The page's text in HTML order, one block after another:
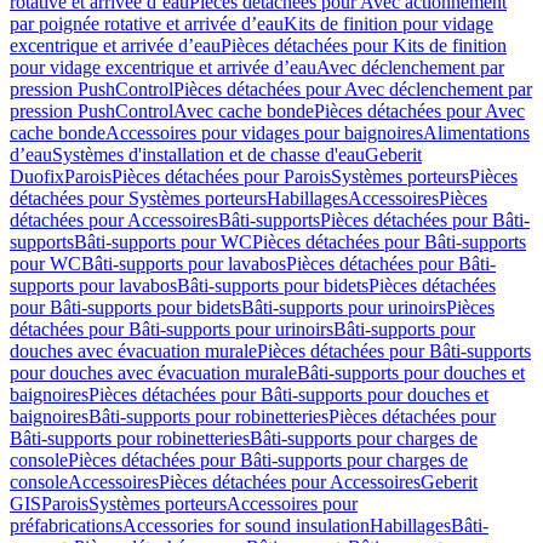
par poignée rotative et arrivée d’eauKits de finition pour vidage
excentrique et arrivée d’eauPièces détachées pour Kits de finition
pour vidage excentrique et arrivée d’eauAvec déclenchement par
pression PushControlPièces détachées pour Avec déclenchement par
pression PushControlAvec cache bondePièces détachées pour Avec
cache bondeAccessoires pour vidages pour baignoiresAlimentations
d’eauSystèmes d'installation et de chasse d'eauGeberit
DuofixParoisPièces détachées pour ParoisSystèmes porteursPièces
détachées pour Systèmes porteursHabillagesAccessoiresPièces
détachées pour AccessoiresBâti-supportsPièces détachées pour Bâti-
supportsBâti-supports pour WCPièces détachées pour Bâti-supports
pour WCBâti-supports pour lavabosPièces détachées pour Bâti-
supports pour lavabosBâti-supports pour bidetsPièces détachées
pour Bâti-supports pour bidetsBâti-supports pour urinoirsPièces
détachées pour Bâti-supports pour urinoirsBâti-supports pour
douches avec évacuation muralePièces détachées pour Bâti-supports
pour douches avec évacuation muraleBâti-supports pour douches et
baignoiresPièces détachées pour Bâti-supports pour douches et
baignoiresBâti-supports pour robinetteriesPièces détachées pour
Bâti-supports pour robinetteriesBâti-supports pour charges de
consolePièces détachées pour Bâti-supports pour charges de
consoleAccessoiresPièces détachées pour AccessoiresGeberit
GISParoisSystèmes porteursAccessoires pour
préfabricationsAccessories for sound insulationHabillagesBâti-